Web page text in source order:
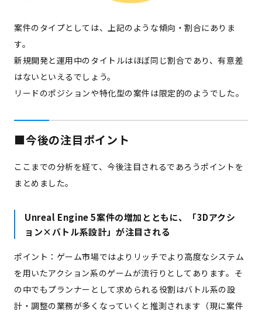
案件のタイプとしては、上記のような傾向・割合にありま
す。
新規開発と運用中のタイトルはほぼ同じ割合であり、有意差
はないといえるでしょう。
リードのポジションや特化型の案件は限定的のようでした。
■今後の注目ポイント
ここまでの分析を経て、今後注目されるであろうポイントを
まとめました。
Unreal Engine 5案件の増加とともに、「3Dアクシ
ョン×バトル系設計」が注目される
ポイント：ゲーム市場ではよりリッチでより高度なシステム
を用いたアクション系のゲームが流行りとしてあります。そ
の中でもプランナーとして求められる役割はバトル系の設
計・調整の業務が多くなっていくと推測されます（現に案件